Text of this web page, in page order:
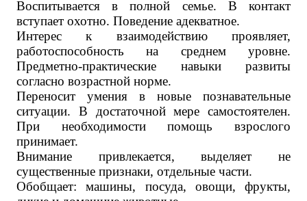
Воспитывается в полной семье. В контакт
вступает охотно. Поведение адекватное.
Интерес к взаимодействию проявляет,
работоспособность на среднем уровне.
Предметно-практические навыки развиты
согласно возрастной норме.
Переносит умения в новые познавательные
ситуации. В достаточной мере самостоятелен.
При необходимости помощь взрослого
принимает.
Внимание привлекается, выделяет не
существенные признаки, отдельные части.
Обобщает: машины, посуда, овощи, фрукты,